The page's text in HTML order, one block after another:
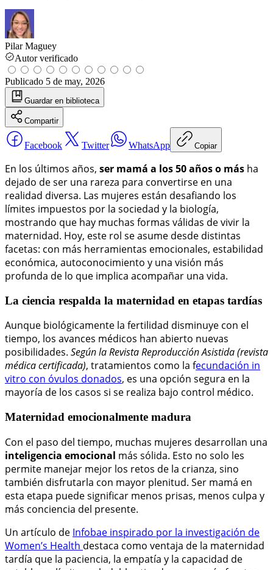
Pilar Maguey
Autor verificado
Publicado 5 de may, 2026
Guardar en biblioteca
Compartir
Facebook Twitter WhatsApp Copiar
En los últimos años, ser mamá a los 50 años o más ha
dejado de ser una rareza para convertirse en una
realidad diversa. Las mujeres están desafiando los
límites impuestos por la sociedad y la biología,
mostrando que hay muchas formas válidas de vivir la
maternidad. Hoy, este rol se asume desde distintas
facetas: con más herramientas emocionales, estabilidad
económica, autoconocimiento y una visión más
profunda de lo que implica acompañar una vida.
La ciencia respalda la maternidad en etapas tardías
Aunque biológicamente la fertilidad disminuye con el
tiempo, los avances médicos han abierto nuevas
posibilidades. Según la Revista Reproducción Asistida (revista
médica certificada), tratamientos como la fecundación in
vitro con óvulos donados, es una opción segura en la
mayoría de los casos si se realiza bajo control médico.
Maternidad emocionalmente madura
Con el paso del tiempo, muchas mujeres desarrollan una
inteligencia emocional más sólida. Esto no solo les
permite manejar mejor los retos de la crianza, sino
también disfrutarla con mayor plenitud. Ser mamá en
esta etapa puede significar menos prisas, menos culpa y
más conciencia del presente.
Un artículo de Infobae inspirado por la investigación de
Women’s Health destaca como ventaja de la maternidad
tardía que la paciencia, la empatía y la capacidad de